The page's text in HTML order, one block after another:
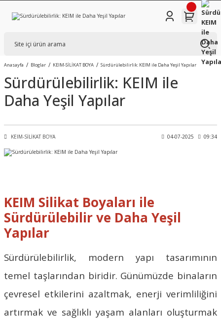
Anasayfa Bloglar KEIM-SİLİKAT BOYA Sürdürülebilirlik: KEIM ile Daha Yeşil Yapılar
Sürdürülebilirlik: KEIM ile
Daha Yeşil Yapılar
KEIM-SİLİKAT BOYA 04-07-2025 09:34
KEIM Silikat Boyaları ile
Sürdürülebilir ve Daha Yeşil
Yapılar
Sürdürülebilirlik, modern yapı tasarımının
temel taşlarından biridir. Günümüzde binaların
çevresel etkilerini azaltmak, enerji verimliliğini
artırmak ve sağlıklı yaşam alanları oluşturmak